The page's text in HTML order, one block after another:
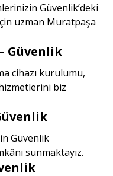
Güvenlik’deki
uzman Muratpaşa
Güvenlik
cihazı kurulumu,
biz
Güvenlik
sunmaktayız.